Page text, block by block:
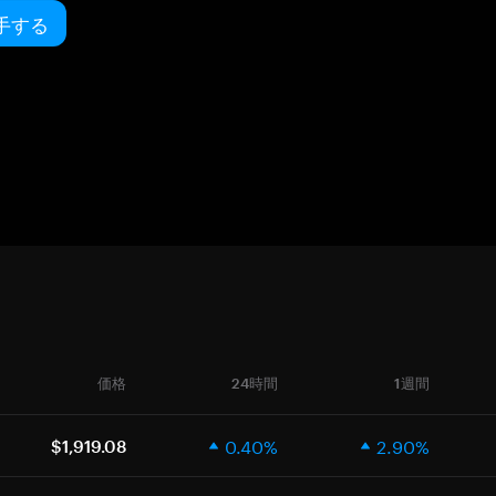
する
価格 24時間 1週間
$1,919.08 0.40% 2.90%